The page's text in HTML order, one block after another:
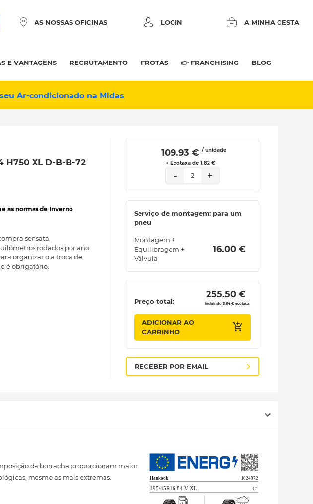
AS NOSSAS OFICINAS LOGIN A MINHA CESTA
E VANTAGENS RECRUTAMENTO FROTAS 👉 FRANCHISING BLOG
Ar-condicionado na Midas
H750 XL D-B-B-72
as normas de Inverno
sensata,
rodados por ano
organizar o a troca de
é obrigatório.
109.93 € / unidade
+ Ecotaxa de 1.82 €
- 2 +
Serviço de montagem: para um
pneu
Montagem +
Equilibragem +
Válvula
16.00 €
Preço total:
255.50 €
Incluindo 3.64 € ecotaxa.
ADICIONAR AO
CARRINHO
RECEBER POR EMAIL
da borracha proporcionam maior
mesmo as mais extremas.